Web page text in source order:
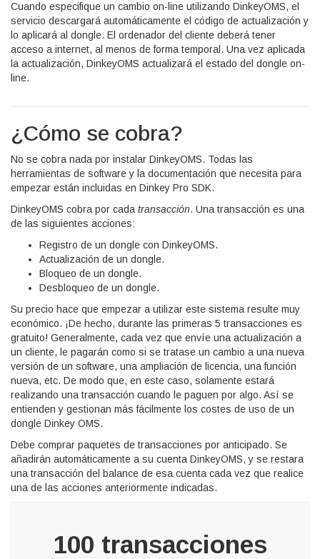
Cuando especifique un cambio on-line utilizando DinkeyOMS, el
servicio descargará automáticamente el código de actualización y
lo aplicará al dongle. El ordenador del cliente deberá tener
acceso a internet, al menos de forma temporal. Una vez aplicada
la actualización, DinkeyOMS actualizará el estado del dongle on-
line.
¿Cómo se cobra?
No se cobra nada por instalar DinkeyOMS. Todas las
herramientas de software y la documentación que necesita para
empezar están incluidas en Dinkey Pro SDK.
DinkeyOMS cobra por cada transacción. Una transacción es una
de las siguientes acciones:
Registro de un dongle con DinkeyOMS.
Actualización de un dongle.
Bloqueo de un dongle.
Desbloqueo de un dongle.
Su precio hace que empezar a utilizar este sistema resulte muy
económico. ¡De hecho, durante las primeras 5 transacciones es
gratuito! Generalmente, cada vez que envíe una actualización a
un cliente, le pagarán como si se tratase un cambio a una nueva
versión de un software, una ampliación de licencia, una función
nueva, etc. De modo que, en este caso, solamente estará
realizando una transacción cuando le paguen por algo. Así se
entienden y gestionan más fácilmente los costes de uso de un
dongle Dinkey OMS.
Debe comprar paquetes de transacciones por anticipado. Se
añadirán automáticamente a su cuenta DinkeyOMS, y se restara
una transacción del balance de esa cuenta cada vez que realice
una de las acciones anteriormente indicadas.
100 transacciones